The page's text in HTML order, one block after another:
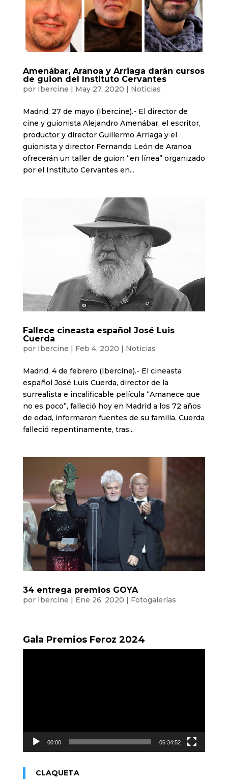
Amenábar, Aranoa y Arriaga darán cursos
de guion del Instituto Cervantes
por Ibercine | May 27, 2020 | Noticias
Madrid, 27 de mayo (Ibercine).- El director de
cine y guionista Alejandro Amenábar, el escritor,
productor y director Guillermo Arriaga y el
guionista y director Fernando León de Aranoa
ofrecerán un taller de guion “en línea” organizado
por el Instituto Cervantes en...
Fallece cineasta español José Luis
Cuerda
por Ibercine Feb 4, 2020 Noticias
Madrid, 4 de febrero (Ibercine).- El cineasta
español José Luis Cuerda, director de la
surrealista e incalificable película “Amanece que
no es poco”, falleció hoy en Madrid a los 72 años
de edad, informaron fuentes de su familia. Cuerda
falleció repentinamente, tras...
34 entrega premios GOYA
por Ibercine Ene 26, 2020 Fotogalerías
Gala Premios Feroz 2024
00:00 06:34:52
CLAQUETA